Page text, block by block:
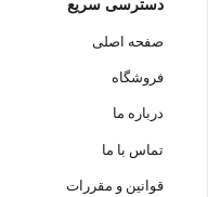
دسترسی سریع
صفحه اصلی
فروشگاه
درباره ما
تماس با ما
قوانین و مقررات